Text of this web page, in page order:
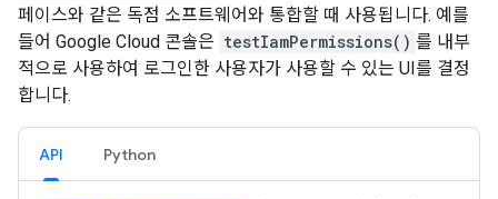
페이스와 같은 독점 소프트웨어와 통합할 때 사용됩니다. 예를
들어 Google Cloud 콘솔은 testIamPermissions() 를 내부
적으로 사용하여 로그인한 사용자가 사용할 수 있는 UI를 결정
합니다.
API Python